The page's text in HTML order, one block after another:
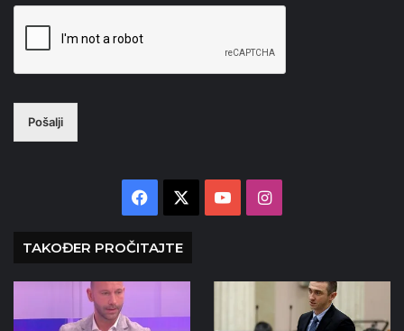
Pošalji
Facebook YouTubeInstagram
TAKOĐER PROČITAJTE